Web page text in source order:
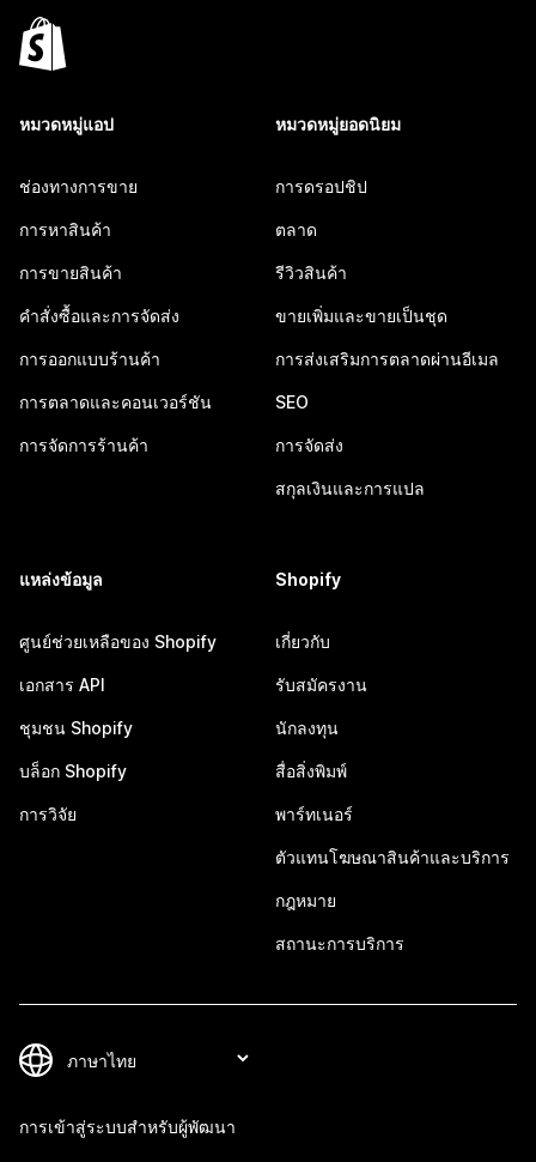
หมวดหมู่แอป
ช่องทางการขาย
การหาสินค้า
การขายสินค้า
คำสั่งซื้อและการจัดส่ง
การออกแบบร้านค้า
การตลาดและคอนเวอร์ชัน
การจัดการร้านค้า
หมวดหมู่ยอดนิยม
การดรอปชิป
ตลาด
รีวิวสินค้า
ขายเพิ่มและขายเป็นชุด
การส่งเสริมการตลาดผ่านอีเมล
SEO
การจัดส่ง
สกุลเงินและการแปล
แหล่งข้อมูล
ศูนย์ช่วยเหลือของ Shopify
เอกสาร API
ชุมชน Shopify
บล็อก Shopify
การวิจัย
Shopify
เกี่ยวกับ
รับสมัครงาน
นักลงทุน
สื่อสิ่งพิมพ์
พาร์ทเนอร์
ตัวแทนโฆษณาสินค้าและบริการ
กฎหมาย
สถานะการบริการ
การเข้าสู่ระบบสำหรับผู้พัฒนา